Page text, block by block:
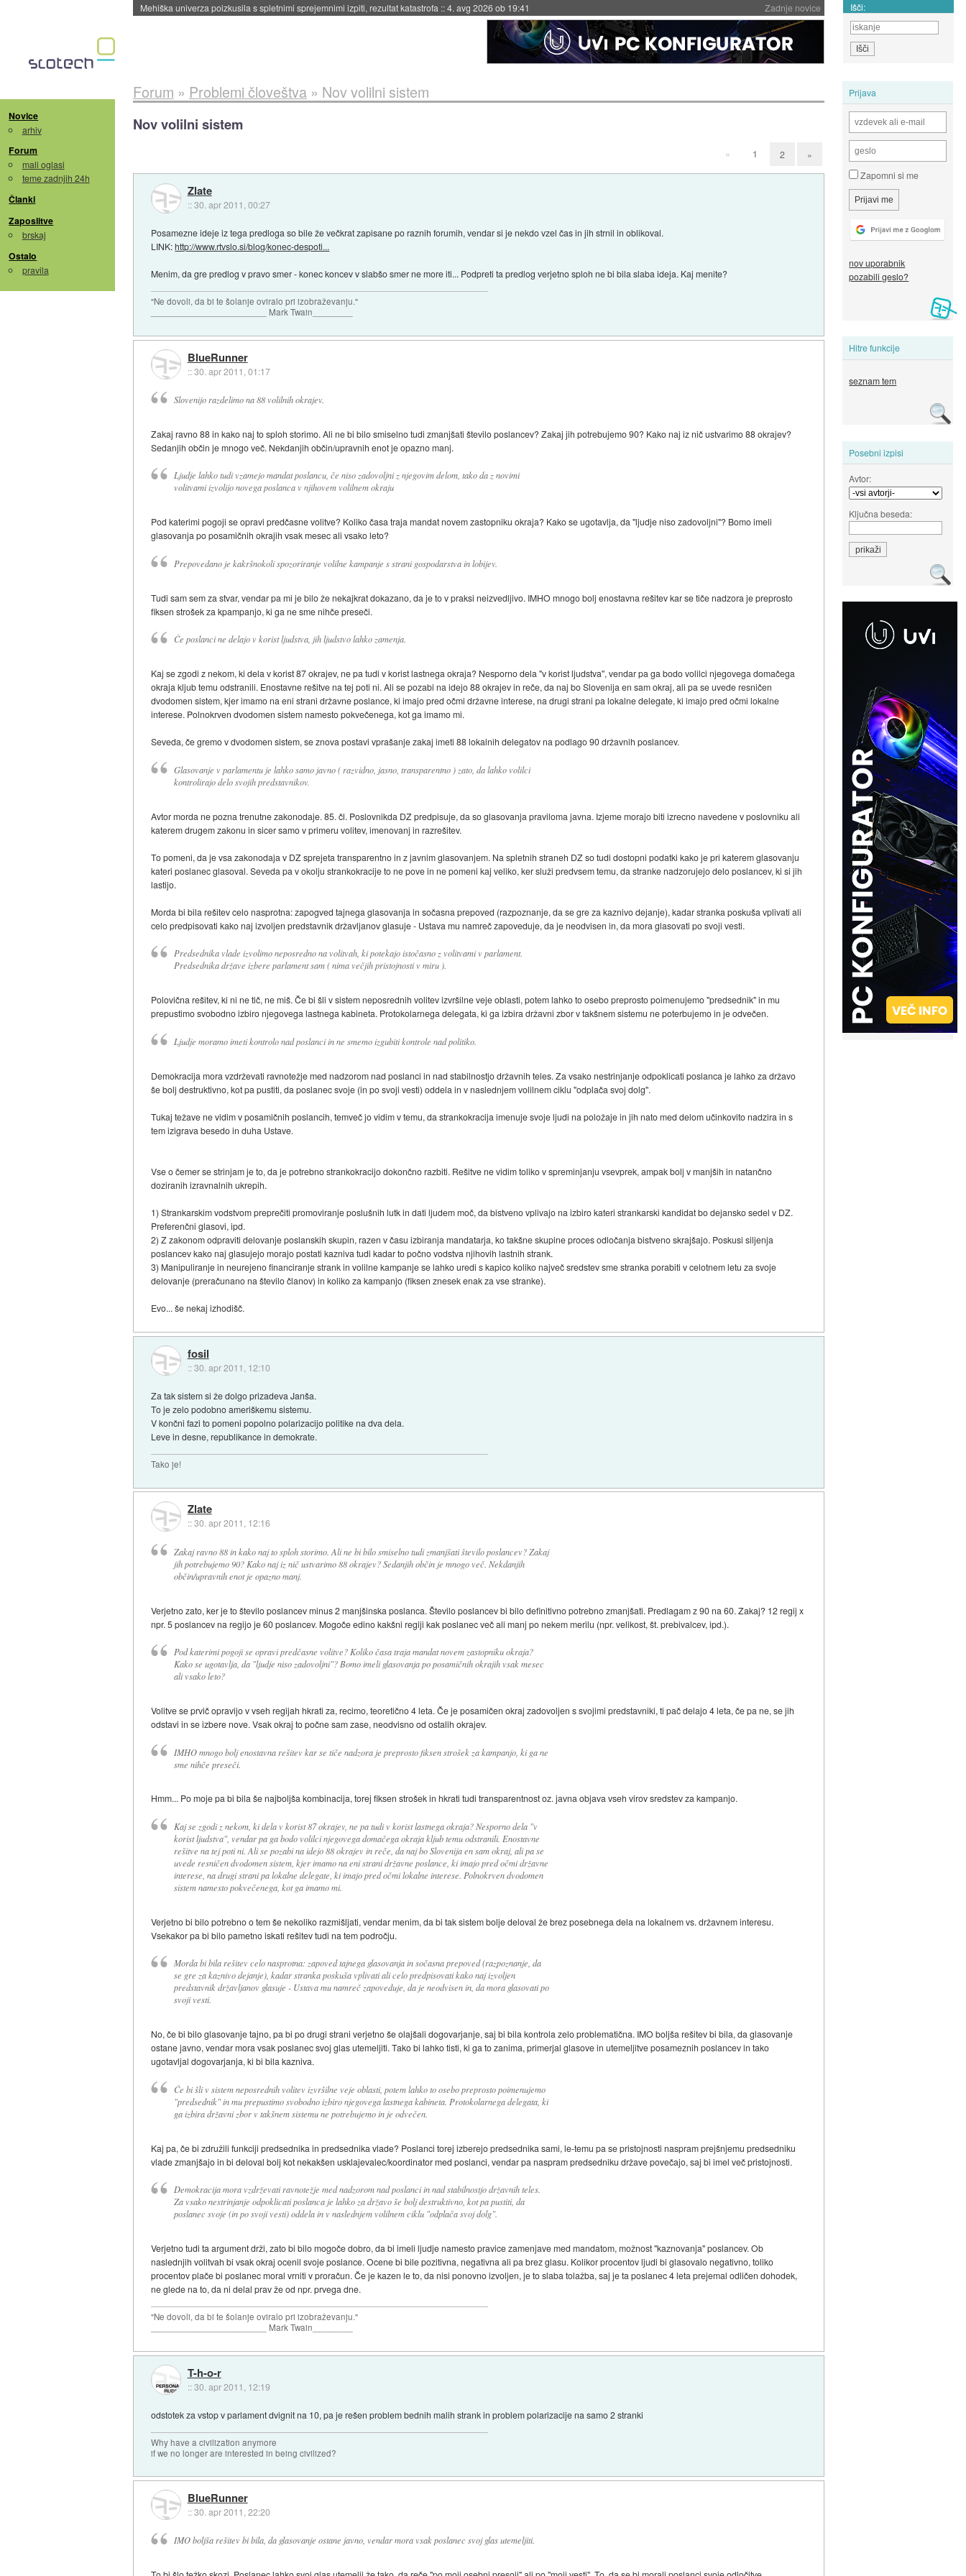
Zadnje novice
Evropska vesoljska agencija razvija svojo raketo za večkratno uporabo::4. avg 2026 ob 19:41 Išči:
Novice
arhiv
Forum
mali oglasi
teme zadnjih 24h
Članki
Zaposlitve
brskaj
Ostalo
pravila
Prijava
Zapomni si me
nov uporabnik
pozabili geslo?
Hitre funkcije
seznam tem
Posebni izpisi
Avtor:
Ključna beseda:
Forum » Problemi človeštva» Nov volilni sistem
Nov volilni sistem
« 1 2 »
Zlate
::30. apr 2011, 00:27
Posamezne ideje iz tega predloga so bile že večkrat zapisane po raznih forumih, vendar si je nekdo vzel čas in jih strnil in oblikoval.
LINK:http://www.rtvslo.si/blog/konec-despoti...
Menim, da gre predlog v pravo smer - konec koncev v slabšo smer ne more iti... Podpreti ta predlog verjetno sploh ne bi bila slaba ideja. Kaj menite?
"Ne dovoli, da bi te šolanje oviralo pri izobraževanju."
_______________________ Mark Twain________
BlueRunner
::30. apr 2011, 01:17
Slovenijo razdelimo na 88 volilnih okrajev.
Zakaj ravno 88 in kako naj to sploh storimo. Ali ne bi bilo smiselno tudi zmanjšati število poslancev? Zakaj jih potrebujemo 90? Kako naj iz nič ustvarimo 88 okrajev?
Sedanjih občin je mnogo več. Nekdanjih občin/upravnih enot je opazno manj.
Ljudje lahko tudi vzamejo mandat poslancu, če niso zadovoljni z njegovim delom, tako da z novimi
volitvami izvolijo novega poslanca v njihovem volilnem okraju
Pod katerimi pogoji se opravi predčasne volitve? Koliko časa traja mandat novem zastopniku okraja? Kako se ugotavlja, da "ljudje niso zadovoljni"? Bomo imeli
glasovanja po posamičnih okrajih vsak mesec ali vsako leto?
Prepovedano je kakršnokoli spozoriranje volilne kampanje s strani gospodarstva in lobijev.
Tudi sam sem za stvar, vendar pa mi je bilo že nekajkrat dokazano, da je to v praksi neizvedljivo. IMHO mnogo bolj enostavna rešitev kar se tiče nadzora je preprosto
fiksen strošek za kpampanjo, ki ga ne sme nihče preseči.
Če poslanci ne delajo v korist ljudstva, jih ljudstvo lahko zamenja.
Kaj se zgodi z nekom, ki dela v korist 87 okrajev, ne pa tudi v korist lastnega okraja? Nesporno dela "v korist ljudstva", vendar pa ga bodo volilci njegovega domačega
okraja kljub temu odstranili. Enostavne rešitve na tej poti ni. Ali se pozabi na idejo 88 okrajev in reče, da naj bo Slovenija en sam okraj, ali pa se uvede resničen
dvodomen sistem, kjer imamo na eni strani državne poslance, ki imajo pred očmi državne interese, na drugi strani pa lokalne delegate, ki imajo pred očmi lokalne
interese. Polnokrven dvodomen sistem namesto pokvečenega, kot ga imamo mi.
Seveda, če gremo v dvodomen sistem, se znova postavi vprašanje zakaj imeti 88 lokalnih delegatov na podlago 90 državnih poslancev.
Glasovanje v parlamentu je lahko samo javno ( razvidno, jasno, transparentno ) zato, da lahko volilci
kontrolirajo delo svojih predstavnikov.
Avtor morda ne pozna trenutne zakonodaje. 85. čl. Poslovnikda DZ predpisuje, da so glasovanja praviloma javna. Izjeme morajo biti izrecno navedene v poslovniku ali
katerem drugem zakonu in sicer samo v primeru volitev, imenovanj in razrešitev.
To pomeni, da je vsa zakonodaja v DZ sprejeta transparentno in z javnim glasovanjem. Na spletnih straneh DZ so tudi dostopni podatki kako je pri katerem glasovanju
kateri poslanec glasoval. Seveda pa v okolju strankokracije to ne pove in ne pomeni kaj veliko, ker služi predvsem temu, da stranke nadzorujejo delo poslancev, ki si jih
lastijo.
Morda bi bila rešitev celo nasprotna: zapogved tajnega glasovanja in sočasna prepoved (razpoznanje, da se gre za kaznivo dejanje), kadar stranka poskuša vplivati ali
celo predpisovati kako naj izvoljen predstavnik državljanov glasuje - Ustava mu namreč zapoveduje, da je neodvisen in, da mora glasovati po svoji vesti.
Predsednika vlade izvolimo neposredno na volitvah, ki potekajo istočasno z volitvami v parlament.
Predsednika države izbere parlament sam ( nima večjih pristojnosti v miru ).
Polovična rešitev, ki ni ne tič, ne miš. Če bi šli v sistem neposrednih volitev izvršilne veje oblasti, potem lahko to osebo preprosto poimenujemo "predsednik" in mu
prepustimo svobodno izbiro njegovega lastnega kabineta. Protokolarnega delegata, ki ga izbira državni zbor v takšnem sistemu ne poterbujemo in je odvečen.
Ljudje moramo imeti kontrolo nad poslanci in ne smemo izgubiti kontrole nad politiko.
Demokracija mora vzdrževati ravnotežje med nadzorom nad poslanci in nad stabilnostjo državnih teles. Za vsako nestrinjanje odpoklicati poslanca je lahko za državo
še bolj destruktivno, kot pa pustiti, da poslanec svoje (in po svoji vesti) oddela in v naslednjem volilnem ciklu "odplača svoj dolg".
Tukaj težave ne vidim v posamičnih poslancih, temveč jo vidim v temu, da strankokracija imenuje svoje ljudi na položaje in jih nato med delom učinkovito nadzira in s
tem izigrava besedo in duha Ustave.
Vse o čemer se strinjam je to, da je potrebno strankokracijo dokončno razbiti. Rešitve ne vidim toliko v spreminjanju vsevprek, ampak bolj v manjših in natančno
doziranih izravnalnih ukrepih.
1) Strankarskim vodstvom preprečiti promoviranje poslušnih lutk in dati ljudem moč, da bistveno vplivajo na izbiro kateri strankarski kandidat bo dejansko sedel v DZ.
Preferenčni glasovi, ipd.
2) Z zakonom odpraviti delovanje poslanskih skupin, razen v času izbiranja mandatarja, ko takšne skupine proces odločanja bistveno skrajšajo. Poskusi siljenja
poslancev kako naj glasujejo morajo postati kazniva tudi kadar to počno vodstva njihovih lastnih strank.
3) Manipuliranje in neurejeno financiranje strank in volilne kampanje se lahko uredi s kapico koliko največ sredstev sme stranka porabiti v celotnem letu za svoje
delovanje (preračunano na število članov) in koliko za kampanjo (fiksen znesek enak za vse stranke).
Evo... še nekaj izhodišč.
fosil
::30. apr 2011, 12:10
Za tak sistem si že dolgo prizadeva Janša.
To je zelo podobno ameriškemu sistemu.
V končni fazi to pomeni popolno polarizacijo politike na dva dela.
Leve in desne, republikance in demokrate.
Tako je!
Zlate
::30. apr 2011, 12:16
Zakaj ravno 88 in kako naj to sploh storimo. Ali ne bi bilo smiselno tudi zmanjšati število poslancev? Zakaj
jih potrebujemo 90? Kako naj iz nič ustvarimo 88 okrajev? Sedanjih občin je mnogo več. Nekdanjih
občin/upravnih enot je opazno manj.
Verjetno zato, ker je to število poslancev minus 2 manjšinska poslanca. Število poslancev bi bilo definitivno potrebno zmanjšati. Predlagam z 90 na 60. Zakaj? 12 regij x
npr. 5 poslancev na regijo je 60 poslancev. Mogoče edino kakšni regiji kak poslanec več ali manj po nekem merilu (npr. velikost, št. prebivalcev, ipd.).
Pod katerimi pogoji se opravi predčasne volitve? Koliko časa traja mandat novem zastopniku okraja?
Kako se ugotavlja, da "ljudje niso zadovoljni"? Bomo imeli glasovanja po posamičnih okrajih vsak mesec
ali vsako leto?
Volitve se prvič opravijo v vseh regijah hkrati za, recimo, teoretično 4 leta. Če je posamičen okraj zadovoljen s svojimi predstavniki, ti pač delajo 4 leta, če pa ne, se jih
odstavi in se izbere nove. Vsak okraj to počne sam zase, neodvisno od ostalih okrajev.
IMHO mnogo bolj enostavna rešitev kar se tiče nadzora je preprosto fiksen strošek za kampanjo, ki ga ne
sme nihče preseči.
Hmm... Po moje pa bi bila še najboljša kombinacija, torej fiksen strošek in hkrati tudi transparentnost oz. javna objava vseh virov sredstev za kampanjo.
Kaj se zgodi z nekom, ki dela v korist 87 okrajev, ne pa tudi v korist lastnega okraja? Nesporno dela "v
korist ljudstva", vendar pa ga bodo volilci njegovega domačega okraja kljub temu odstranili. Enostavne
rešitve na tej poti ni. Ali se pozabi na idejo 88 okrajev in reče, da naj bo Slovenija en sam okraj, ali pa se
uvede resničen dvodomen sistem, kjer imamo na eni strani državne poslance, ki imajo pred očmi državne
interese, na drugi strani pa lokalne delegate, ki imajo pred očmi lokalne interese. Polnokrven dvodomen
sistem namesto pokvečenega, kot ga imamo mi.
Verjetno bi bilo potrebno o tem še nekoliko razmišljati, vendar menim, da bi tak sistem bolje deloval že brez posebnega dela na lokalnem vs. državnem interesu.
Vsekakor pa bi bilo pametno iskati rešitev tudi na tem področju.
Morda bi bila rešitev celo nasprotna: zapoved tajnega glasovanja in sočasna prepoved (razpoznanje, da
se gre za kaznivo dejanje), kadar stranka poskuša vplivati ali celo predpisovati kako naj izvoljen
predstavnik državljanov glasuje - Ustava mu namreč zapoveduje, da je neodvisen in, da mora glasovati po
svoji vesti.
No, če bi bilo glasovanje tajno, pa bi po drugi strani verjetno še olajšali dogovarjanje, saj bi bila kontrola zelo problematična. IMO boljša rešitev bi bila, da glasovanje
ostane javno, vendar mora vsak poslanec svoj glas utemeljiti. Tako bi lahko tisti, ki ga to zanima, primerjal glasove in utemeljitve posameznih poslancev in tako
ugotavljal dogovarjanja, ki bi bila kazniva.
Če bi šli v sistem neposrednih volitev izvršilne veje oblasti, potem lahko to osebo preprosto poimenujemo
"predsednik" in mu prepustimo svobodno izbiro njegovega lastnega kabineta. Protokolarnega delegata, ki
ga izbira državni zbor v takšnem sistemu ne potrebujemo in je odvečen.
Kaj pa, če bi združili funkciji predsednika in predsednika vlade? Poslanci torej izberejo predsednika sami, le-temu pa se pristojnosti naspram prejšnjemu predsedniku
vlade zmanjšajo in bi deloval bolj kot nekakšen usklajevalec/koordinator med poslanci, vendar pa naspram predsedniku države povečajo, saj bi imel več pristojnosti.
Demokracija mora vzdrževati ravnotežje med nadzorom nad poslanci in nad stabilnostjo državnih teles.
Za vsako nestrinjanje odpoklicati poslanca je lahko za državo še bolj destruktivno, kot pa pustiti, da
poslanec svoje (in po svoji vesti) oddela in v naslednjem volilnem ciklu "odplača svoj dolg".
Verjetno tudi ta argument drži, zato bi bilo mogoče dobro, da bi imeli ljudje namesto pravice zamenjave med mandatom, možnost "kaznovanja" poslancev. Ob
naslednjih volitvah bi vsak okraj ocenil svoje poslance. Ocene bi bile pozitivna, negativna ali pa brez glasu. Kolikor procentov ljudi bi glasovalo negativno, toliko
procentov plače bi poslanec moral vrniti v proračun. Če je kazen le to, da nisi ponovno izvoljen, je to slaba tolažba, saj je ta poslanec 4 leta prejemal odličen dohodek,
ne glede na to, da ni delal prav že od npr. prvega dne.
"Ne dovoli, da bi te šolanje oviralo pri izobraževanju."
_______________________ Mark Twain________
T-h-o-r
::30. apr 2011, 12:19
odstotek za vstop v parlament dvignit na 10, pa je rešen problem bednih malih strank in problem polarizacije na samo 2 stranki
Why have a civilization anymore
if we no longer are interested in being civilized?
BlueRunner
::30. apr 2011, 22:20
IMO boljša rešitev bi bila, da glasovanje ostane javno, vendar mora vsak poslanec svoj glas utemeljiti.